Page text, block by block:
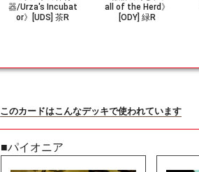
器/Urza's Incubat
or》[UDS] 茶R
all of the Herd》
[ODY] 緑R
このカードはこんなデッキで使われています
■パイオニア